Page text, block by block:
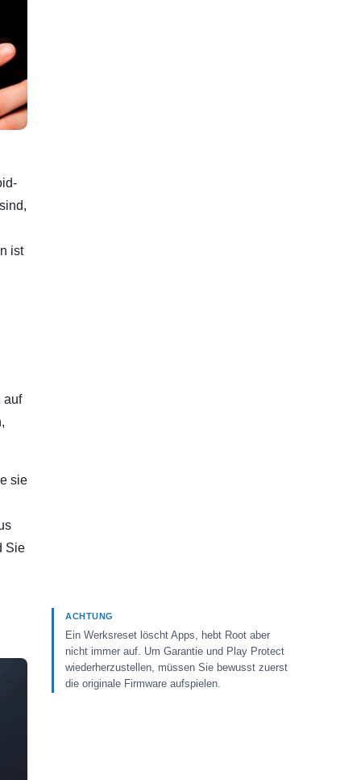
ist
auf
sie
Sie
ACHTUNG
Ein Werksreset löscht Apps, hebt Root aber
nicht immer auf. Um Garantie und Play Protect
wiederherzustellen, müssen Sie bewusst zuerst
die originale Firmware aufspielen.